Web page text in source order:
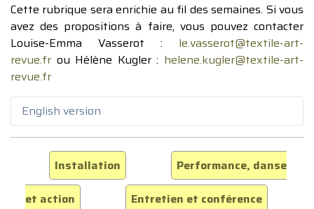
Cette rubrique sera enrichie au fil des semaines. Si vous
avez des propositions à faire, vous pouvez contacter
Louise-Emma Vasserot : le.vasserot@textile-art-
revue.fr ou Hélène Kugler : helene.kugler@textile-art-
revue.fr
English version
Installation
Performance, danse
et action
Entretien et conférence